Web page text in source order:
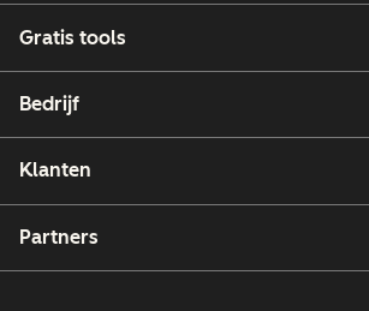
Gratis tools
Bedrijf
Klanten
Partners